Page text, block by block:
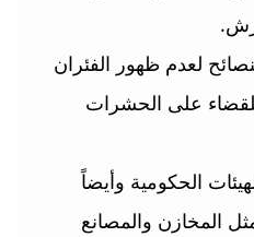
لعدم ظهور الفئران
على الحشرات
الحكومية وأيضاً
المخازن والمصانع